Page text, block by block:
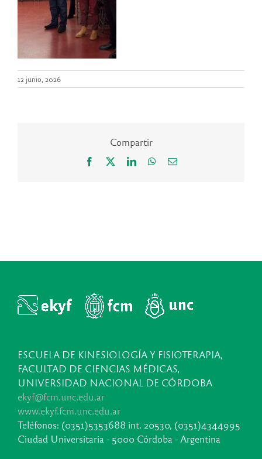
12 junio, 2026
Compartir
Facebook LinkedInWhatsApp
Correo
ESCUELA DE KINESIOLOGÍA Y FISIOTERAPIA,
FACULTAD DE CIENCIAS MÉDICAS,
UNIVERSIDAD NACIONAL DE CÓRDOBA
ekyf@fcm.unc.edu.ar
www.ekyf.fcm.unc.edu.ar
Teléfonos: (0351)5353688 int. 20530, (0351)4344995
Ciudad Universitaria - 5000 Córdoba - Argentina